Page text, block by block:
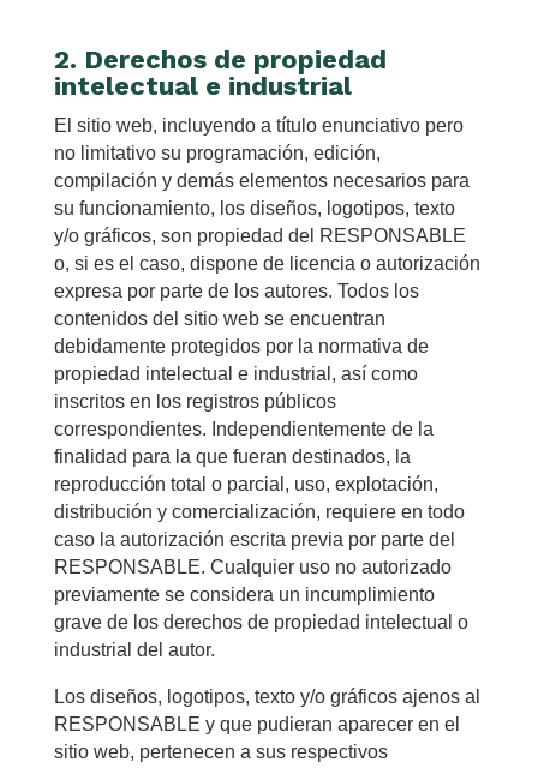
2. Derechos de propiedad
intelectual e industrial
El sitio web, incluyendo a título enunciativo pero
no limitativo su programación, edición,
compilación y demás elementos necesarios para
su funcionamiento, los diseños, logotipos, texto
y/o gráficos, son propiedad del RESPONSABLE
o, si es el caso, dispone de licencia o autorización
expresa por parte de los autores. Todos los
contenidos del sitio web se encuentran
debidamente protegidos por la normativa de
propiedad intelectual e industrial, así como
inscritos en los registros públicos
correspondientes. Independientemente de la
finalidad para la que fueran destinados, la
reproducción total o parcial, uso, explotación,
distribución y comercialización, requiere en todo
caso la autorización escrita previa por parte del
RESPONSABLE. Cualquier uso no autorizado
previamente se considera un incumplimiento
grave de los derechos de propiedad intelectual o
industrial del autor.
Los diseños, logotipos, texto y/o gráficos ajenos al
RESPONSABLE y que pudieran aparecer en el
sitio web, pertenecen a sus respectivos